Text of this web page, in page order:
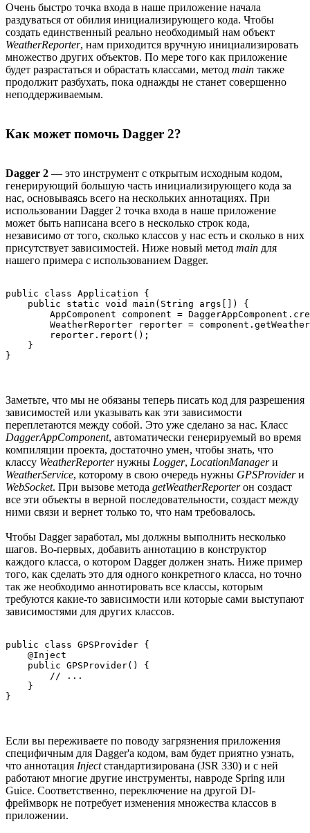
Очень быстро точка входа в наше приложение начала
раздуваться от обилия инициализирующего кода. Чтобы
создать единственный реально необходимый нам объект
WeatherReporter, нам приходится вручную инициализировать
множество других объектов. По мере того как приложение
будет разрастаться и обрастать классами, метод main также
продолжит разбухать, пока однажды не станет совершенно
неподдерживаемым.
Как может помочь Dagger 2?
Dagger 2 — это инструмент с открытым исходным кодом,
генерирующий большую часть инициализирующего кода за
нас, основываясь всего на нескольких аннотациях. При
использовании Dagger 2 точка входа в наше приложение
может быть написана всего в несколько строк кода,
независимо от того, сколько классов у нас есть и сколько в них
присутствует зависимостей. Ниже новый метод main для
нашего примера с использованием Dagger.
public class Application {
    public static void main(String args[]) {
AppComponent component =
WeatherReporter reporter =
        reporter.report();
    }
Заметьте, что мы не обязаны теперь писать код для разрешения
зависимостей или указывать как эти зависимости
переплетаются между собой. Это уже сделано за нас. Класс
DaggerAppComponent, автоматически генерируемый во время
компиляции проекта, достаточно умен, чтобы знать, что
классу WeatherReporterнужны Logger, LocationManagerи
WeatherService, которому в свою очередь нужны GPSProviderи
WebSocket. При вызове метода getWeatherReporterон создаст
все эти объекты в верной последовательности, создаст между
ними связи и вернет только то, что нам требовалось.
Чтобы Dagger заработал, мы должны выполнить несколько
шагов. Во-первых, добавить аннотацию в конструктор
каждого класса, о котором Dagger должен знать. Ниже пример
того, как сделать это для одного конкретного класса, но точно
так же необходимо аннотировать все классы, которым
требуются какие-то зависимости или которые сами выступают
зависимостями для других классов.
public class GPSProvider {
    @Inject
    public GPSProvider() {
        // ...
    }
}
Если вы переживаете по поводу загрязнения приложения
специфичным для Dagger'а кодом, вам будет приятно узнать,
что аннотация Injectстандартизирована (JSR 330) и с ней
работают многие другие инструменты, навроде Spring или
Guice. Соответственно, переключение на другой DI-
фреймворк не потребует изменения множества классов в
приложении.